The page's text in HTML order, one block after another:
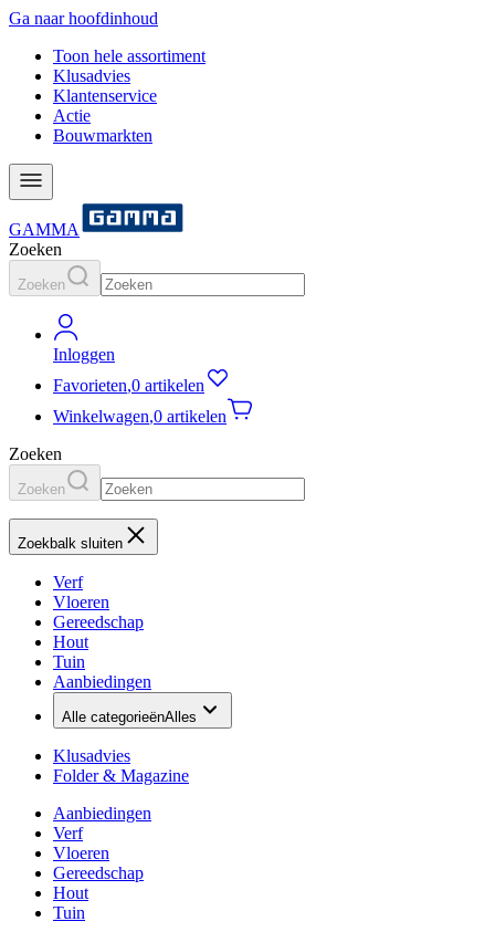
Ga naar hoofdinhoud
Toon hele assortiment
Klusadvies
Klantenservice
Actie
Bouwmarkten
GAMMA
Zoeken
Zoeken
Inloggen
Favorieten,0 artikelen
Winkelwagen,0 artikelen
Zoeken
Zoeken
Zoekbalk sluiten
Verf
Vloeren
Gereedschap
Hout
Tuin
Aanbiedingen
Alle categorieënAlles
Klusadvies
Folder & Magazine
Aanbiedingen
Verf
Vloeren
Gereedschap
Hout
Tuin